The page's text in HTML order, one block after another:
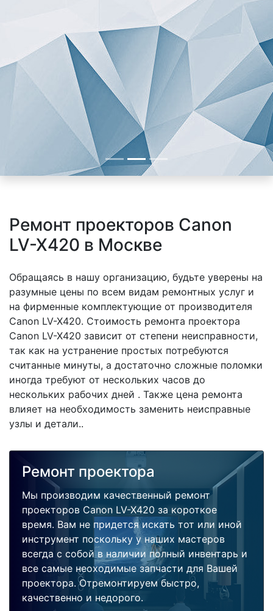
Ремонт проекторов Canon
LV-X420 в Москве
Обращаясь в нашу организацию, будьте уверены на
разумные цены по всем видам ремонтных услуг и
на фирменные комплектующие от производителя
Canon LV-X420. Стоимость ремонта проектора
Canon LV-X420 зависит от степени неисправности,
так как на устранение простых потребуются
считанные минуты, а достаточно сложные поломки
иногда требуют от нескольких часов до
нескольких рабочих дней . Также цена ремонта
влияет на необходимость заменить неисправные
узлы и детали..
Ремонт проектора
Мы производим качественный ремонт
проекторов Canon LV-X420 за короткое
время. Вам не придется искать тот или иной
инструмент поскольку у наших мастеров
всегда с собой в наличии полный инвентарь и
все самые неоходимые запчасти для Вашей
проектора. Отремонтируем быстро,
качественно и недорого.